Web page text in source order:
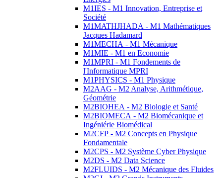
M1IES - M1 Innovation, Entreprise et
Société
M1MATHJHADA - M1 Mathématiques
Jacques Hadamard
M1MECHA - M1 Mécanique
M1MIE - M1 en Economie
M1MPRI - M1 Fondements de
l'Informatique MPRI
M1PHYSICS - M1 Physique
M2AAG - M2 Analyse, Arithmétique,
Géométrie
M2BIOHEA - M2 Biologie et Santé
M2BIOMECA - M2 Biomécanique et
Ingéniérie Biomédical
M2CFP - M2 Concepts en Physique
Fondamentale
M2CPS - M2 Système Cyber Physique
M2DS - M2 Data Science
M2FLUIDS - M2 Mécanique des Fluides